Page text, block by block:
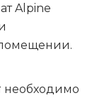
Alpine
необходимо